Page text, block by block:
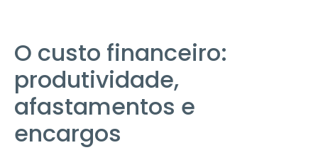
O custo financeiro:
produtividade,
afastamentos e
encargos